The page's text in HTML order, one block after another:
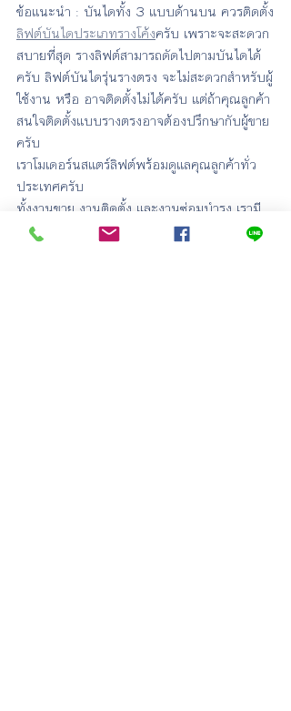
ข้อแนะนำ : บันไดทั้ง 3 แบบด้านบน ควรติดตั้ง
ลิฟต์บันไดประเภทรางโค้งครับ เพราะจะสะดวก
สบายที่สุด รางลิฟต์สามารถดัดไปตามบันไดได้
ครับ ลิฟต์บันไดรุ่นรางตรง จะไม่สะดวกสำหรับผู้
ใช้งาน หรือ อาจติดตั้งไม่ได้ครับ แต่ถ้าคุณลูกค้า
สนใจติดตั้งแบบรางตรงอาจต้องปรึกษากับผู้ขาย
ครับ
เราโมเดอร์นสแตร์ลิฟต์พร้อมดูแลคุณลูกค้าทั่ว
ประเทศครับ
ทั้งงานขาย งานติดตั้ง และงานซ่อมบำรุง เรามี
ทีมงานคอยให้บริการตลอด 24 ชั่วโมง ครับ